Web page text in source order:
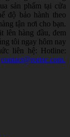
sản phẩm tại cửa
độ bảo hành theo
tận nơi cho bạn.
lên hàng đầu, đem
tôi ngay hôm nay
liên hệ: Hotline:
contact@rorisc.com.